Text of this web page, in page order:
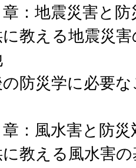
章：地震災害と
える地震災害
災学に必要な
章：風水害と防災
える風水害の